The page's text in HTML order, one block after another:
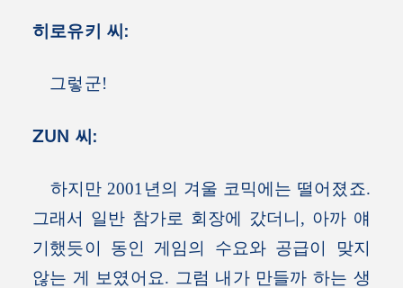
히로유키 씨:
그렇군!
ZUN 씨:
하지만 2001년의 겨울 코믹에는 떨어졌죠.
그래서 일반 참가로 회장에 갔더니, 아까 얘
기했듯이 동인 게임의 수요와 공급이 맞지
않는 게 보였어요. 그럼 내가 만들까 하는 생